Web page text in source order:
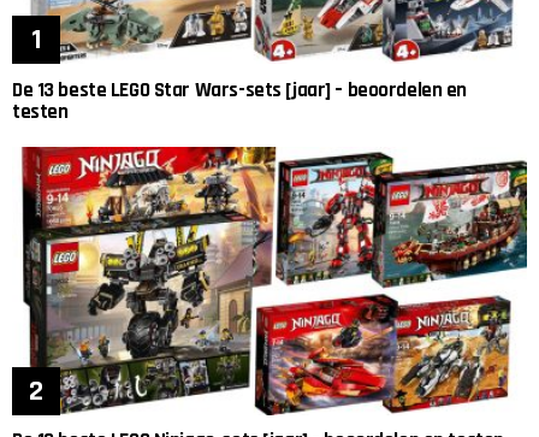
De 13 beste LEGO Star Wars-sets [jaar] – beoordelen en
testen